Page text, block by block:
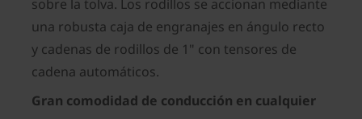
sobre la tolva. Los rodillos se accionan mediante
una robusta caja de engranajes en ángulo recto
y cadenas de rodillos de 1" con tensores de
cadena automáticos.
Gran comodidad de conducción en cualquier